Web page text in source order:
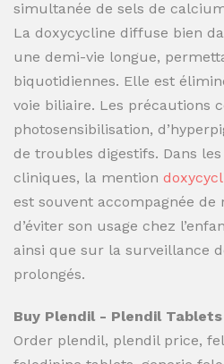
simultanée de sels de
La doxycycline diffuse bien
une demi-vie longue,
biquotidiennes. Elle est
voie biliaire. Les précautions
photosensibilisation,
de troubles digestifs. Dans
cliniques, la mention
est souvent accompagnée
d’éviter son usage chez
ainsi que sur la surveillance
prolongés.
Buy Plendil - Plendil
Order plendil, plendil price,